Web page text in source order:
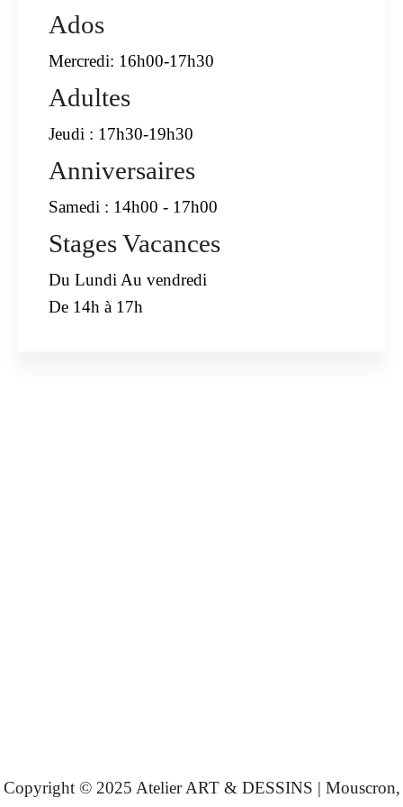
Ados
Mercredi: 16h00-17h30
Adultes
Jeudi : 17h30-19h30
Anniversaires
Samedi : 14h00 - 17h00
Stages Vacances
Du Lundi Au vendredi
De 14h à 17h
Copyright © 2025 Atelier ART & DESSINS | Mouscron,